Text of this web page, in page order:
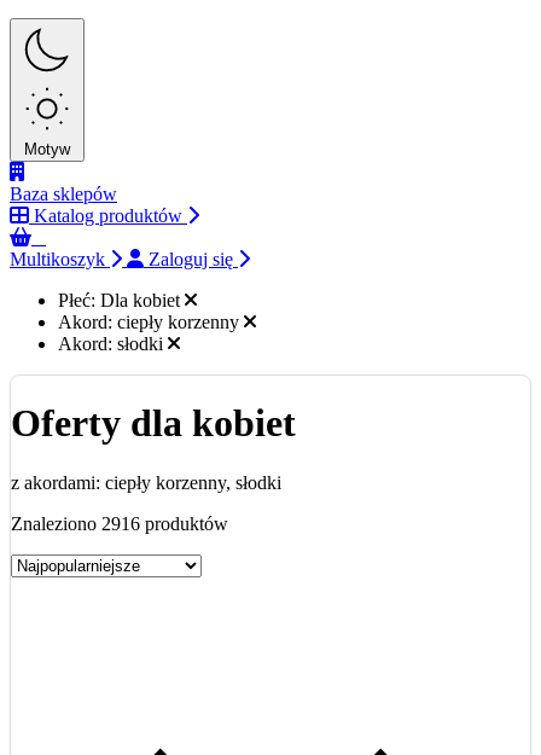
Motyw
Baza sklepów
Katalog produktów
Multikoszyk
Zaloguj się
Płeć: Dla kobiet
Akord: ciepły korzenny
Akord: słodki
Oferty dla kobiet
z akordami: ciepły korzenny, słodki
Znaleziono 2916 produktów